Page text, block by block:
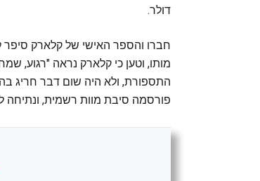
דולר.
מותו, וטען כי קלארק נראה "רגוע,
פורסמה סיבת מוות רשמית, ונתיחה